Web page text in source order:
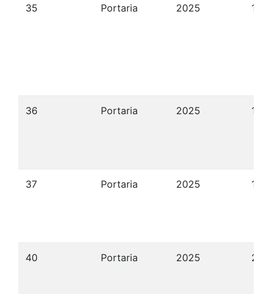
35 Portaria 2025 19/
36 Portaria 2025 19/
37 Portaria 2025 19/
40 Portaria 2025 21/